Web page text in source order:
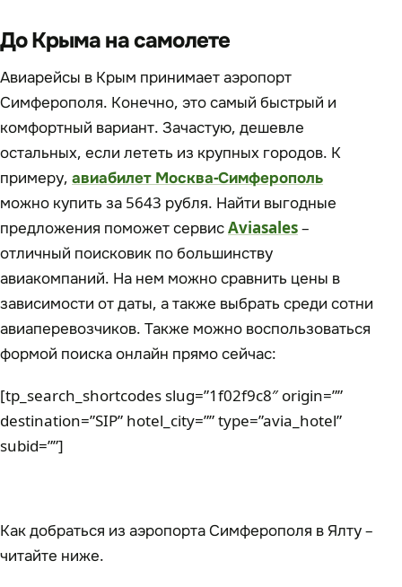
До Крыма на самолете
Авиарейсы в Крым принимает аэропорт
Симферополя. Конечно, это самый быстрый и
комфортный вариант. Зачастую, дешевле
остальных, если лететь из крупных городов. К
примеру, авиабилет Москва-Симферополь
можно купить за 5643 рубля. Найти выгодные
предложения поможет сервисAviasales–
отличный поисковик по большинству
авиакомпаний. На нем можно сравнить цены в
зависимости от даты, а также выбрать среди сотни
авиаперевозчиков. Также можно воспользоваться
формой поиска онлайн прямо сейчас:
[tp_search_shortcodes slug=”1f02f9c8″ origin=””
destination=”SIP” hotel_city=”” type=”avia_hotel”
subid=””]
Как добраться из аэропорта Симферополя в Ялту –
читайте ниже.